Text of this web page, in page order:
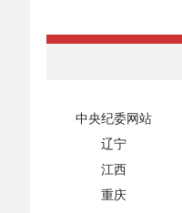
中央纪委网站
辽宁
江西
重庆